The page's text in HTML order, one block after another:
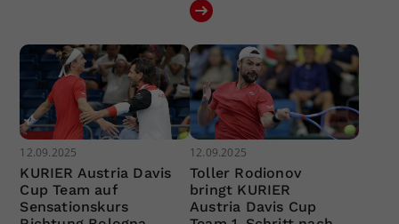
12.09.2025
KURIER Austria Davis
Cup Team auf
Sensationskurs
12.09.2025
Toller Rodionov
bringt KURIER
Austria Davis Cup